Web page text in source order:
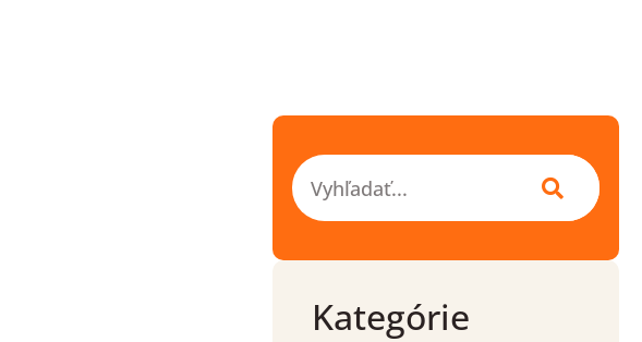
Vyhľadať
Kategórie